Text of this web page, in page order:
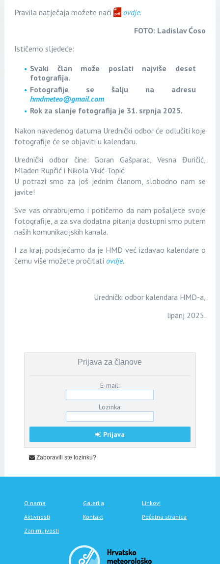
Pravila natječaja možete naći
ovdje.
FOTO: Ladislav Ćoso
Ističemo sljedeće:
Svaki član može poslati najviše deset
fotografija.
Fotografije se šalju na adresu
hmdmeteo@gmail.com
Rok za slanje fotografija je 31. srpnja 2025.
Nakon navedenog datuma Urednički odbor će odlučiti koje
fotografije će se objaviti u kalendaru.
Urednički odbor čine: Goran Gašparac, Vesna Đuričić,
Mladen Rupčić i Nikola Vikić-Topić.
U potrazi smo za još jednim članom, slobodno nam se
javite!
Sve vas ohrabrujemo i potičemo da nam pošaljete svoje
fotografije, a za sva dodatna pitanja dostupni smo putem
naših komunikacijskih kanala.
I za kraj, podsjećamo da je HMD već izdavao kalendare o
čemu više možete pročitati ovdje.
Urednički odbor kalendara HMD-a,
lipanj 2025.
Prijava za članove
E-mail:
Lozinka:
Prijava
Zaboravili ste lozinku?
O nama Galerija
Linkovi
Aktivnosti
Kontakt
Početna stranica
Zanimljivosti